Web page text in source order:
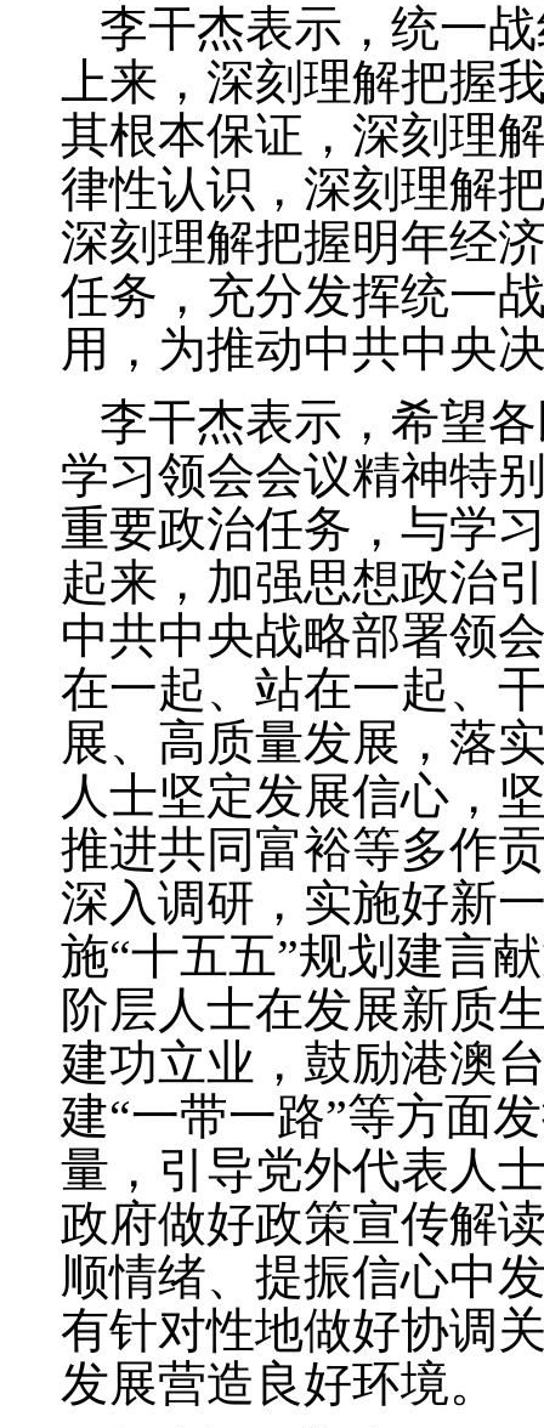
李干杰表示，统一
上来，深刻理解把握
其根本保证，深刻理
律性认识，深刻理解
深刻理解把握明年经
任务，充分发挥统一
用，为推动中共中央
李干杰表示，希望
学习领会会议精神特
重要政治任务，与学
起来，加强思想政治
中共中央战略部署领
在一起、站在一起、
展、高质量发展，落
人士坚定发展信心，
推进共同富裕等多作
深入调研，实施好新
施“十五五”规划建言
阶层人士在发展新质
建功立业，鼓励港澳
建“一带一路”等方面
量，引导党外代表人
政府做好政策宣传解
顺情绪、提振信心中
有针对性地做好协调
发展营造良好环境。